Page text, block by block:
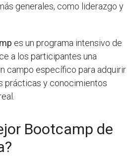
generales, como liderazgo y
es un programa intensivo de
a los participantes una
campo específico para adquirir
prácticas y conocimientos
Bootcamp de